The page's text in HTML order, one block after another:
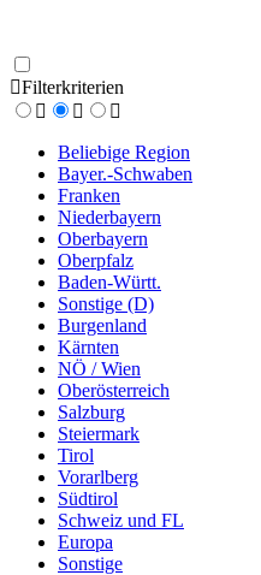
Filterkriterien
Beliebige Region
Bayer.-Schwaben
Franken
Niederbayern
Oberbayern
Oberpfalz
Baden-Württ.
Sonstige (D)
Burgenland
Kärnten
NÖ / Wien
Oberösterreich
Salzburg
Steiermark
Tirol
Vorarlberg
Südtirol
Schweiz und FL
Europa
Sonstige